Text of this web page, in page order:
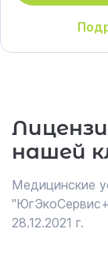
нашей
Медицинские
28.12.2021 г.